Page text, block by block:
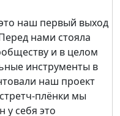
наш первый выход
нами стояла
и в целом
инструменты в
наш проект
плёнки мы
у себя это